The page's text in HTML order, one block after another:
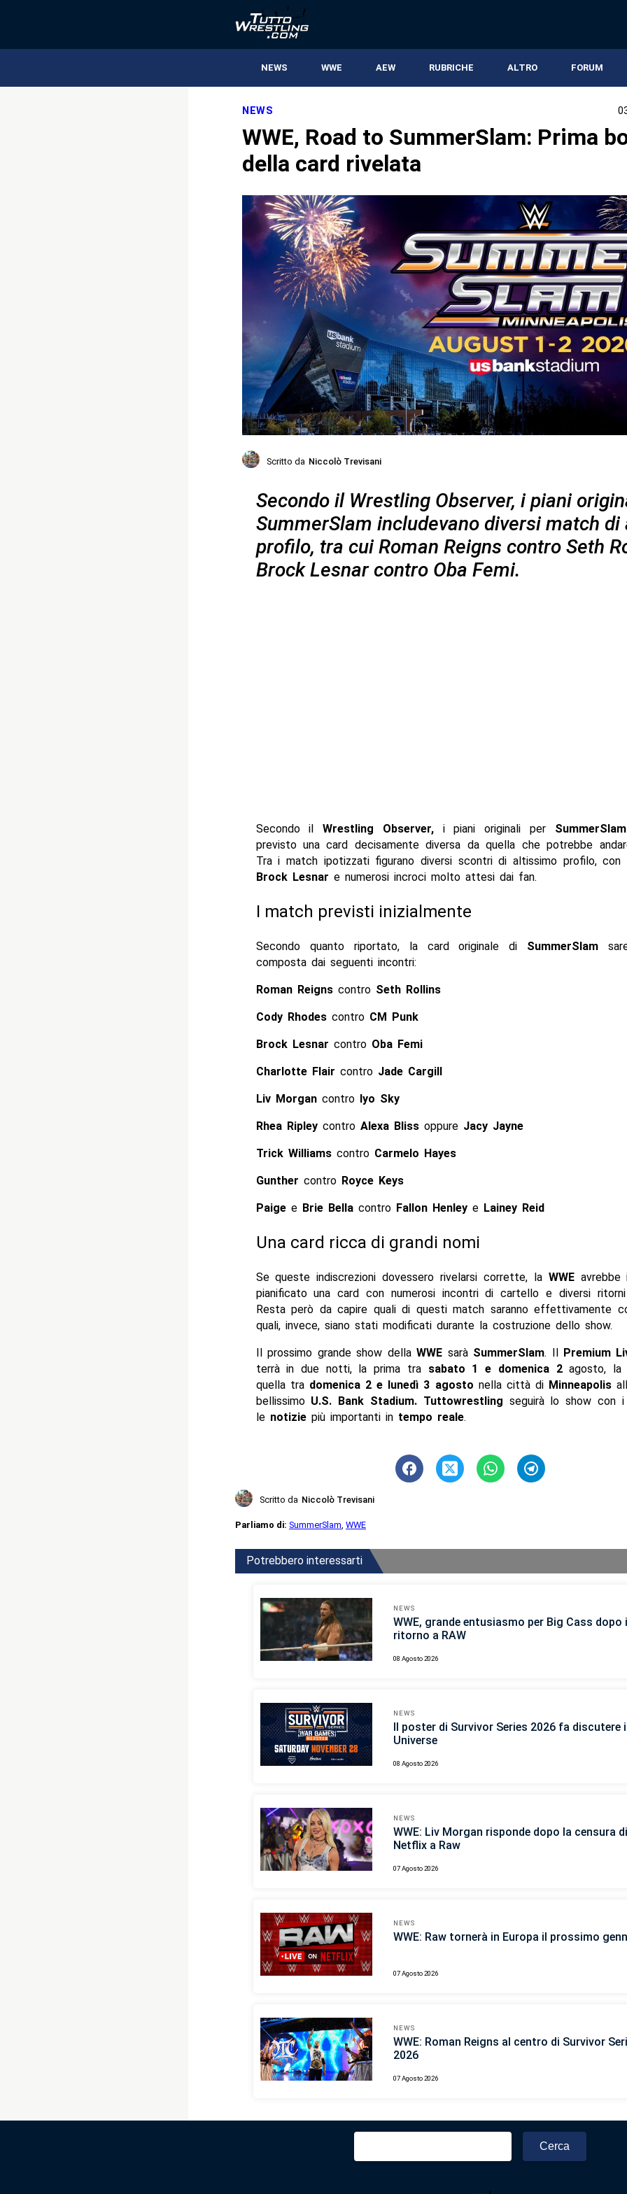
NEWS WWE AEW RUBRICHE ALTRO FORUM
NEWS
WWE, Road to SummerSlam: Prima
della card rivelata
Scritto da Niccolò Trevisani
Secondo il Wrestling Observer, i piani
SummerSlam includevano diversi match di
profilo, tra cui Roman Reigns contro Seth
Brock Lesnar contro Oba Femi.
Secondo ilWrestling Observer,i piani originali per SummerSlam
previsto una card decisamente diversa da quella che potrebbe
Tra i match ipotizzati figurano diversi scontri di altissimo profilo,
Brock Lesnar e numerosi incroci molto attesi dai fan.
I match previsti inizialmente
Secondo quanto riportato, la card originale di SummerSlam
composta dai seguenti incontri:
Roman Reignscontro Seth Rollins
Cody Rhodescontro CM Punk
Brock Lesnar contro Oba Femi
Charlotte Flair contro Jade Cargill
Liv Morgancontro Iyo Sky
Rhea Ripleycontro Alexa Blissoppure Jacy Jayne
Trick Williamscontro Carmelo Hayes
Gunther contro Royce Keys
Paigee Brie Bellacontro Fallon Henleye Lainey Reid
Una card ricca di grandi nomi
Se queste indiscrezioni dovessero rivelarsi corrette, la WWEavrebbe
pianificato una card con numerosi incontri di cartello e diversi ritorni
Resta però da capire quali di questi match saranno effettivamente
quali, invece, siano stati modificati durante la costruzione dello show.
Il prossimo grande show dellaWWE saràSummerSlam. Il Premium
terrà in due notti, la prima trasabato 1 e domenica 2agosto, la
quella tra domenica 2 e lunedì 3 agosto nella città di Minneapolis
bellissimoU.S. Bank Stadium. Tuttowrestling seguirà lo show con i
le notiziepiù importanti in tempo reale.
Scritto da Niccolò Trevisani
Parliamo di: SummerSlam WWE
Potrebbero interessarti
NEWS
WWE, grande entusiasmo per Big Cass dopo
ritorno a RAW
08 Agosto 2026
NEWS
Il poster di Survivor Series 2026 fa discutere
Universe
08 Agosto 2026
NEWS
WWE: Liv Morgan risponde dopo la censura di
Netflix a Raw
07 Agosto 2026
NEWS
WWE: Raw tornerà in Europa il prossimo
07 Agosto 2026
NEWS
WWE: Roman Reigns al centro di Survivor
2026
07 Agosto 2026
Ricerca